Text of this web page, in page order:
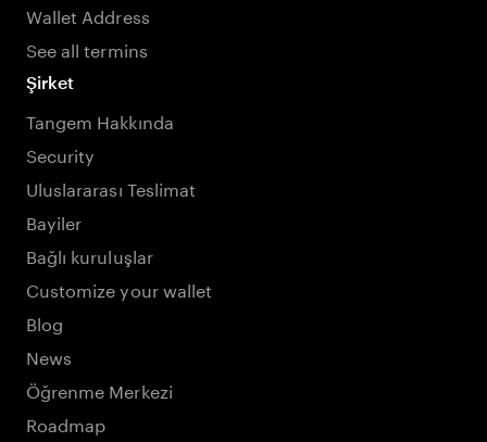
Wallet Address
See all termins
Şirket
Tangem Hakkında
Security
Uluslararası Teslimat
Bayiler
Bağlı kuruluşlar
Customize your wallet
Blog
News
Öğrenme Merkezi
Roadmap